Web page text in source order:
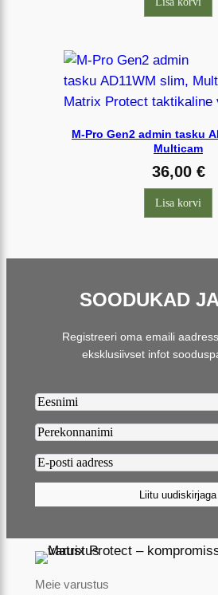
M-Pro Gen2 admin tasku
Multicam
36,00 €
Lisa korvi
SOODUKAD
Registreeri oma emaili
eksklusiivset infot
Firstname2
Lastname2
Email2 (Required)
Liitu uudiskirjaga
Meie varustus